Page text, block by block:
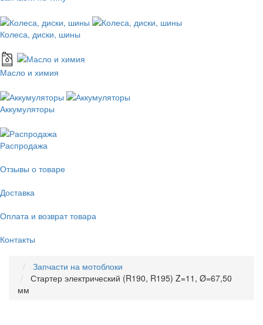
Колеса, диски, шины
Масло и химия
Аккумуляторы
Распродажа
Отзывы о товаре
Доставка
Оплата и возврат товара
Контакты
Запчасти на мотоблоки
Стартер электрический (R190, R195) Z=11, Ø=67,50
мм